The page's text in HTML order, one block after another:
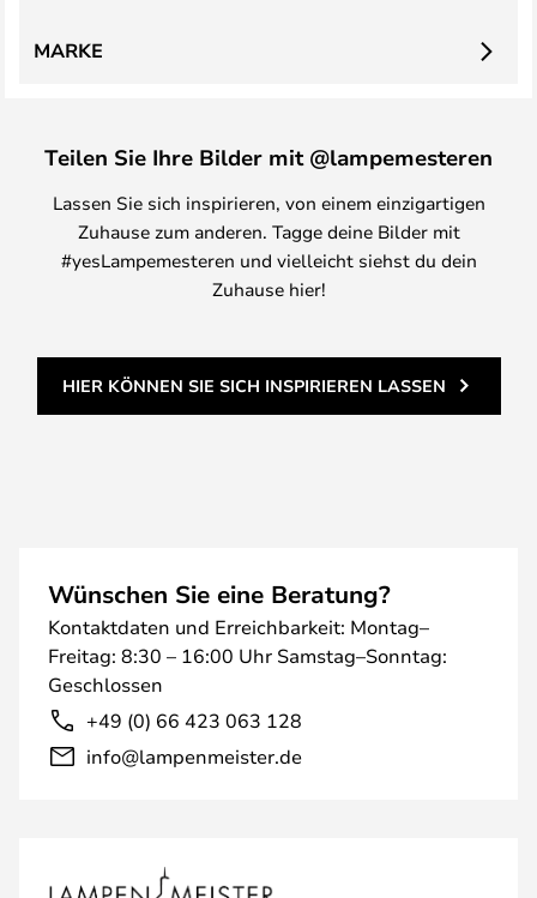
MARKE
Teilen Sie Ihre Bilder mit @lampemesteren
Lassen Sie sich inspirieren, von einem einzigartigen
Zuhause zum anderen. Tagge deine Bilder mit
#yesLampemesteren und vielleicht siehst du dein
Zuhause hier!
HIER KÖNNEN SIE SICH INSPIRIEREN LASSEN
Wünschen Sie eine Beratung?
Kontaktdaten und Erreichbarkeit: Montag–
Freitag: 8:30 – 16:00 Uhr Samstag–Sonntag:
Geschlossen
+49 (0) 66 423 063 128
info@lampenmeister.de